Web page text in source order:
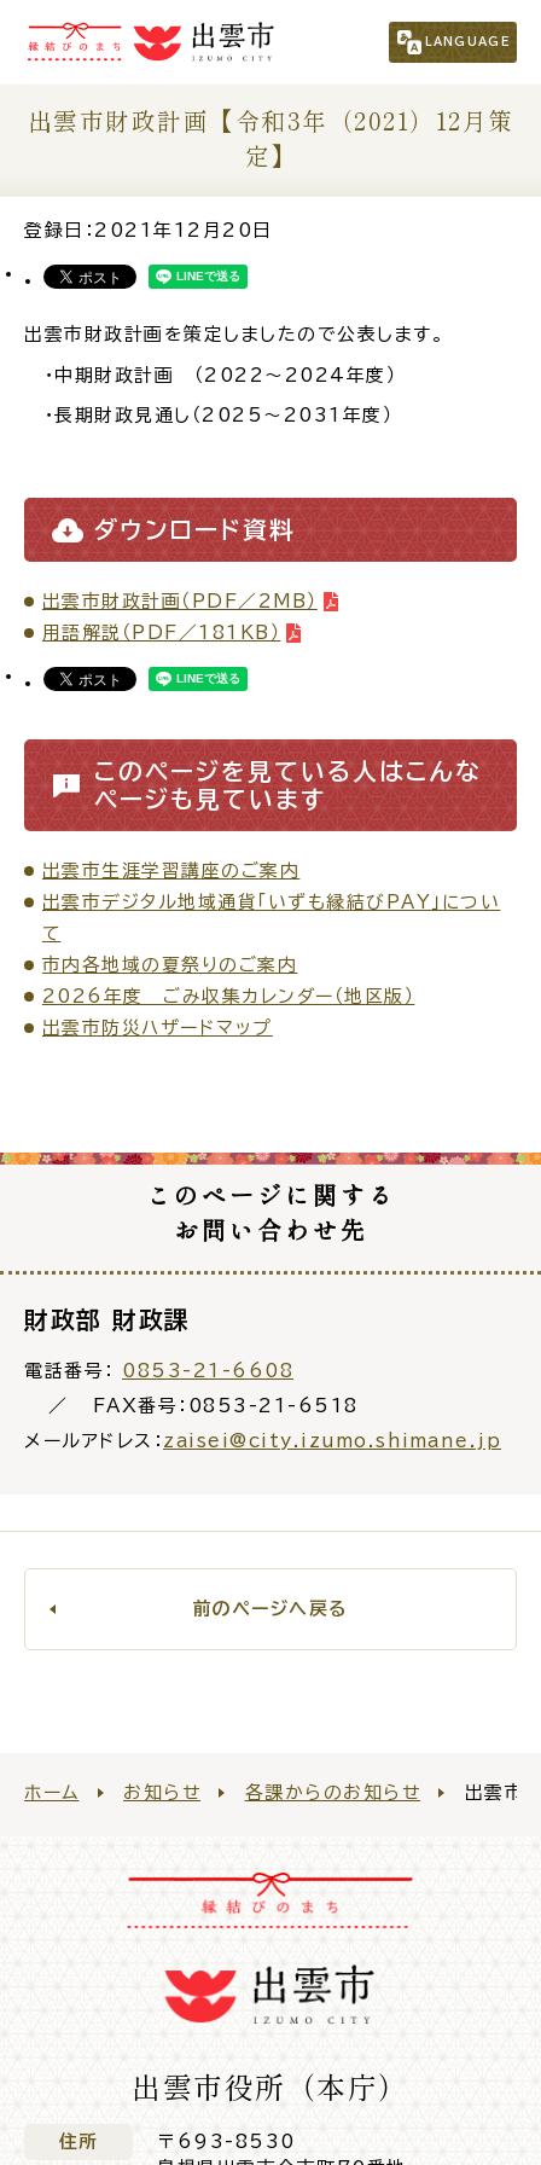
LANGUAGE
市民の方 （くらし・行政・議会）
事業者の方
For Foreigners
外国人の方へ
ふるさと納税
場面から探
妊娠・出産 子育て
入園・入学
病気・ケガ
おくやみ
目的 探
税金
担当窓口
出雲市財政計画【令和3年（2021）12月策
定】
登録日：2021年12月20日
出雲市財政計画を策定しましたので公表します。
・中期財政計画 （2022～2024年度）
・長期財政見通し（2025～2031年度）
ダウンロード資料
出雲市財政計画（PDF／2MB）
用語解説（PDF／181KB）
このページを見ている人はこんな
ページも見ています
出雲市生涯学習講座のご案内
出雲市デジタル地域通貨「いずも縁結びPAY」につい
て
市内各地域の夏祭りのご案内
2026年度 ごみ収集カレンダー（地区版）
出雲市防災ハザードマップ
このページに関する
お問い合わせ先
財政部 財政課
電話番号： 0853-21-6608
FAX番号：0853-21-6518
メールアドレス： zaisei@city.izumo.shimane.jp
前のページへ戻る
ホーム お知らせ 各課からのお知らせ 出雲市
出雲市役所（本庁）
住所
〒693-8530